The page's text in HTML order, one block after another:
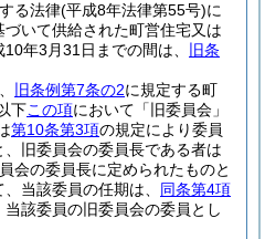
る法律(平成8年法律第55号)に
いて供給された町営住宅又は
年3月31日までの間は、
旧条
旧条例第7条の2に規定する町
下この項において「旧委員会」
第10条第3項の規定により委員
旧委員会の委員長である者は
会の委員長に定められたものと
当該委員の任期は、 同条第4項
該委員の旧委員会の委員とし